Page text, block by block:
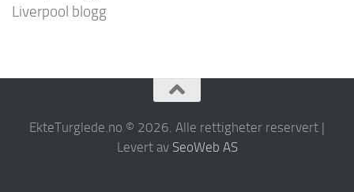
Liverpool blogg
EkteTurglede.no © 2026. Alle rettigheter reservert |
Levert av SeoWeb AS